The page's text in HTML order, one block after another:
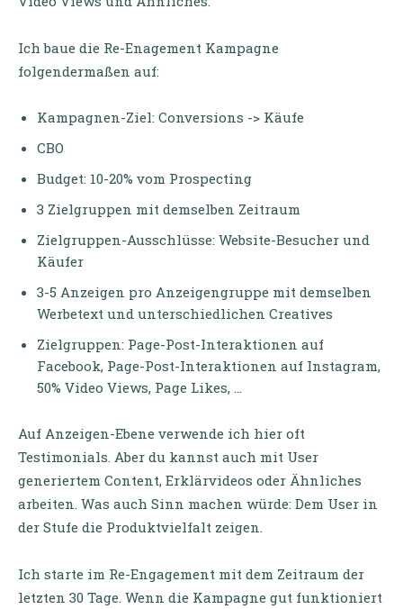
Ich baue die Re-Enagement Kampagne
folgendermaßen auf:
Kampagnen-Ziel: Conversions -> Käufe
CBO
Budget: 10-20% vom Prospecting
3 Zielgruppen mit demselben Zeitraum
Zielgruppen-Ausschlüsse: Website-Besucher und
Käufer
3-5 Anzeigen pro Anzeigengruppe mit demselben
Werbetext und unterschiedlichen Creatives
Zielgruppen: Page-Post-Interaktionen auf
Facebook, Page-Post-Interaktionen auf Instagram,
50% Video Views, Page Likes, …
Auf Anzeigen-Ebene verwende ich hier oft
Testimonials. Aber du kannst auch mit User
generiertem Content, Erklärvideos oder Ähnliches
arbeiten. Was auch Sinn machen würde: Dem User in
der Stufe die Produktvielfalt zeigen.
Ich starte im Re-Engagement mit dem Zeitraum der
letzten 30 Tage. Wenn die Kampagne gut funktioniert